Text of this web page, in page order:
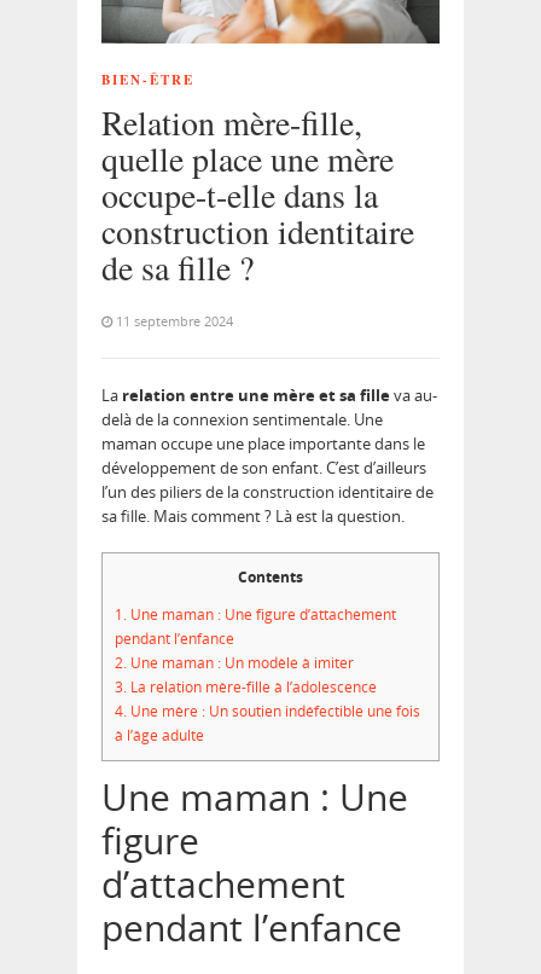
BIEN-ÊTRE
Relation mère-fille,
quelle place une mère
occupe-t-elle dans la
construction identitaire
de sa fille ?
11 septembre 2024
La relation entre une mère et sa filleva au-
delà de la connexion sentimentale. Une
maman occupe une place importante dans le
développement de son enfant. C’est d’ailleurs
l’un des piliers de la construction identitaire de
sa fille. Mais comment ? Là est la question.
Contents
1. Une maman : Une figure d’attachement
pendant l’enfance
2. Une maman : Un modèle à imiter
3. La relation mère-fille à l’adolescence
4. Une mère : Un soutien indéfectible une fois
à l’âge adulte
Une maman : Une
figure
d’attachement
pendant l’enfance